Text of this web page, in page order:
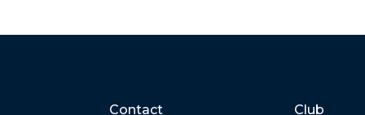
Contact Club